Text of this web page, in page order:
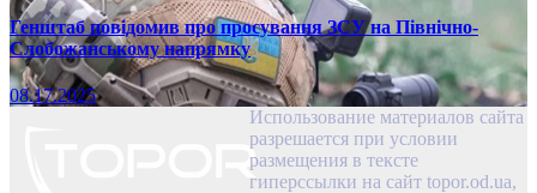
Генштаб повідомив про просування ЗСУ на Північно-
Слобожанському напрямку
08.17.2025
Использование материалов сайта
разрешается при условии
размещения в тексте
гиперссылки на сайт topor.od.ua,